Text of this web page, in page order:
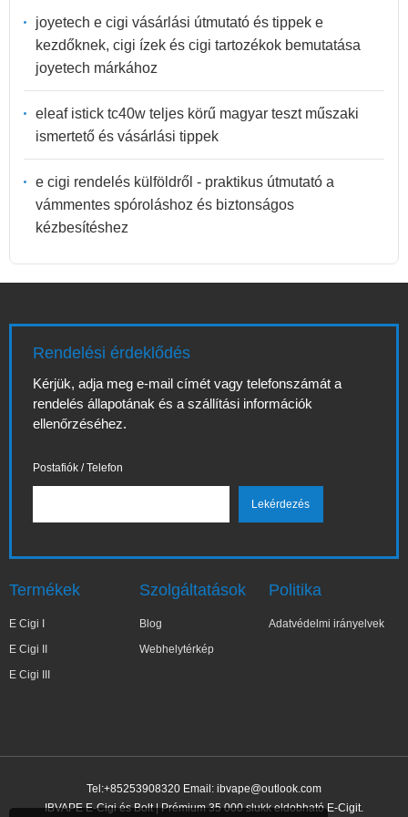
joyetech e cigi vásárlási útmutató és tippek e
kezdőknek, cigi ízek és cigi tartozékok bemutatása
joyetech márkához
eleaf istick tc40w teljes körű magyar teszt műszaki
ismertető és vásárlási tippek
e cigi rendelés külföldről - praktikus útmutató a
vámmentes spóroláshoz és biztonságos
kézbesítéshez
Rendelési érdeklődés
Kérjük, adja meg e-mail címét vagy telefonszámát a
rendelés állapotának és a szállítási információk
ellenőrzéséhez.
Postafiók / Telefon
Termékek
E Cigi I
E Cigi II
E Cigi III
Szolgáltatások
Blog
Webhelytérkép
Politika
Adatvédelmi irányelvek
Tel:+85253908320 Email: ibvape@outlook.com
IBVAPE E-Cigi és Bolt | Prémium 35 000 slukk eldobható E-Cigit.